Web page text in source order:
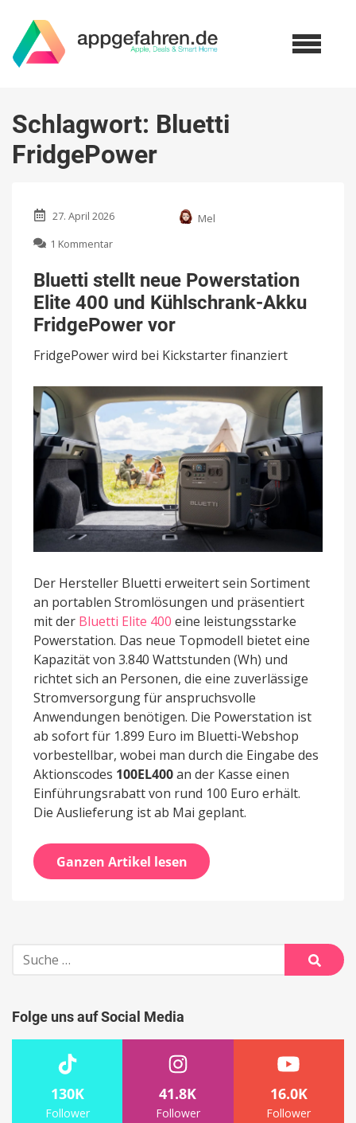
Schlagwort: Bluetti
FridgePower
27. April 2026
Mel
1 Kommentar
stellt
neue
Powerstation
Elite
400
und
Kühlschrank-
FridgePower
Bluetti stellt neue Powerstation
Elite 400 und Kühlschrank-Akku
FridgePower vor
FridgePower wird bei Kickstarter finanziert
Der Hersteller Bluetti erweitert sein Sortiment
an portablen Stromlösungen und präsentiert
mit der Bluetti Elite 400 eine leistungsstarke
Powerstation. Das neue Topmodell bietet eine
Kapazität von 3.840 Wattstunden (Wh) und
richtet sich an Personen, die eine zuverlässige
Stromversorgung für anspruchsvolle
Anwendungen benötigen. Die Powerstation ist
ab sofort für 1.899 Euro im Bluetti-Webshop
vorbestellbar, wobei man durch die Eingabe des
Aktionscodes 100EL400an der Kasse einen
Einführungsrabatt von rund 100 Euro erhält.
Die Auslieferung ist ab Mai geplant.
Ganzen Artikel lesen
Suche
nach:
Suche
Folge uns auf Social Media
130K
Follower
41.8K
Follower
16.0K
Follower